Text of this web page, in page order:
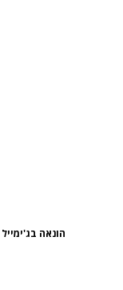
הונאה בג'ימייל